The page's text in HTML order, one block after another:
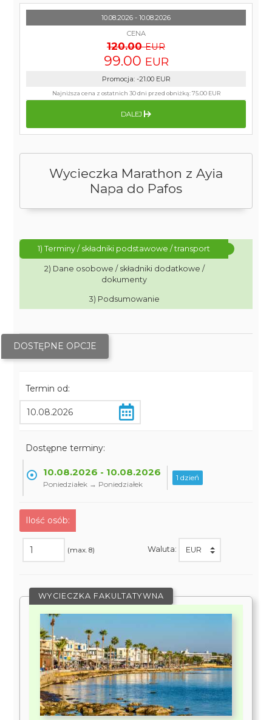
Wycieczka Marathon z Ayia
Napa do Pafos
1) Terminy / składniki podstawowe / transport
2) Dane osobowe / składniki dodatkowe /
dokumenty
3) Podsumowanie
DOSTĘPNE OPCJE
Termin od:
Dostępne terminy:
10.08.2026 - 10.08.2026
Poniedziałek → Poniedziałek
1 dzień
Ilość osób:
(max. 8) Waluta:
WYCIECZKA FAKULTATYWNA
10.08.2026 - 10.08.2026
CENA
120.00 EUR
99.00 EUR
Promocja: -21.00 EUR
Najniższa cena z ostatnich 30 dni przed obniżką:75.00 EUR
DALEJ